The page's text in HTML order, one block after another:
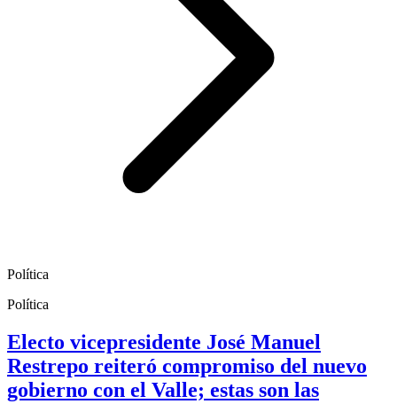
Política
Política
Electo vicepresidente José Manuel
Restrepo reiteró compromiso del nuevo
gobierno con el Valle; estas son las